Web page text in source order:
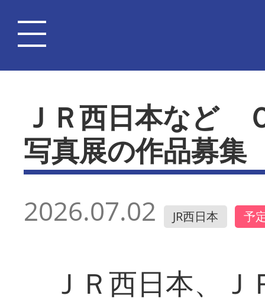
ＪＲ西日本など
写真展の作品募集
2026.07.02 JR西日本 予
ＪＲ西日本、Ｊ